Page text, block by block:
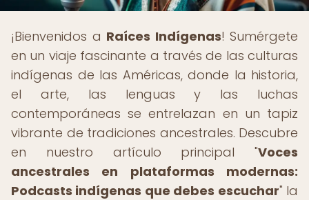
¡Bienvenidos a Raíces Indígenas! Sumérgete
en un viaje fascinante a través de las culturas
indígenas de las Américas, donde la historia,
el arte, las lenguas y las luchas
contemporáneas se entrelazan en un tapiz
vibrante de tradiciones ancestrales. Descubre
en nuestro artículo principal "Voces
ancestrales en plataformas modernas:
Podcasts indígenas que debes escuchar" la